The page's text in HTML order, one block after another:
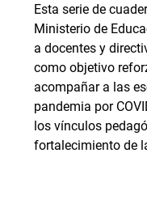
Esta serie de
Ministerio de
a docentes y
como objetivo
acompañar a las
pandemia por
los vínculos
fortalecimiento de